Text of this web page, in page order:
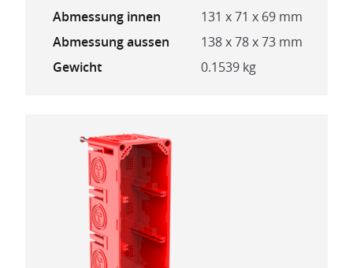
Abmessung innen
131 x 71 x 69 mm
Abmessung aussen
138 x 78 x 73 mm
Gewicht
0.1539 kg